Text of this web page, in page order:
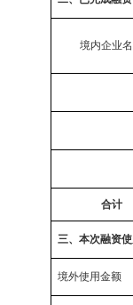
境内企业
合计
三、本次融资
境外使用金额